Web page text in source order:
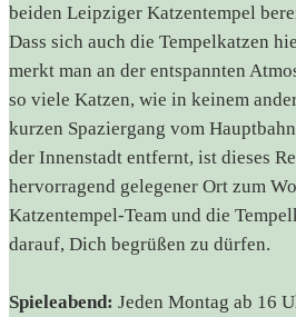
beiden Leipziger Katzentempel
Dass sich auch die Tempelkatzen
merkt man an der entspannten
so viele Katzen, wie in keinem
kurzen Spaziergang vom
der Innenstadt entfernt, ist dieses
hervorragend gelegener Ort zum
Katzentempel-Team und die
darauf, Dich begrüßen zu dürfen.
Spieleabend: Jeden Montag ab 16